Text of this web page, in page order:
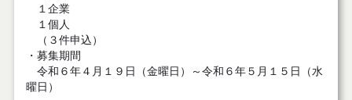
１企業
１個人
（３件申込）
・募集期間
令和６年４月１９日（金曜日）～令和６年５月１５日（水
曜日）